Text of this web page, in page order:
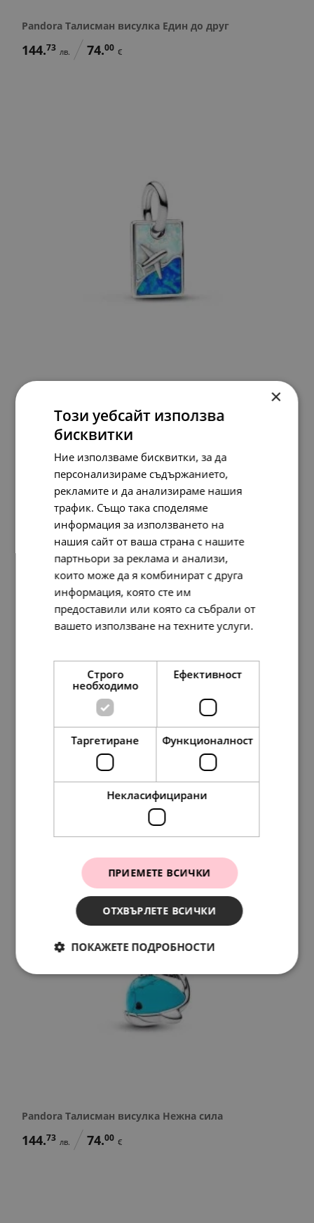
Pandora Талисман висулка Един до друг
144.73 лв. 74.00 €
Pandora Талисман висулка Летни приключения
73 лв. 74.00 €
Pandora Талисман висулка Шепот на вълни
74.00
Pandora Талисман висулка Нежна сила
144.73 лв. 74.00 €
×
Този уебсайт използва
бисквитки
Ние използваме бисквитки, за да
персонализираме съдържанието,
рекламите и да анализираме нашия
трафик. Също така споделяме
информация за използването на
нашия сайт от ваша страна с нашите
партньори за реклама и анализи,
които може да я комбинират с друга
информация, която сте им
предоставили или която са събрали от
вашето използване на техните услуги.
Строго
необходимо
Ефективност
Таргетиране Функционалност
Некласифицирани
ПРИЕМЕТЕ ВСИЧКИ
ОТХВЪРЛЕТЕ ВСИЧКИ
ПОКАЖЕТЕ ПОДРОБНОСТИ